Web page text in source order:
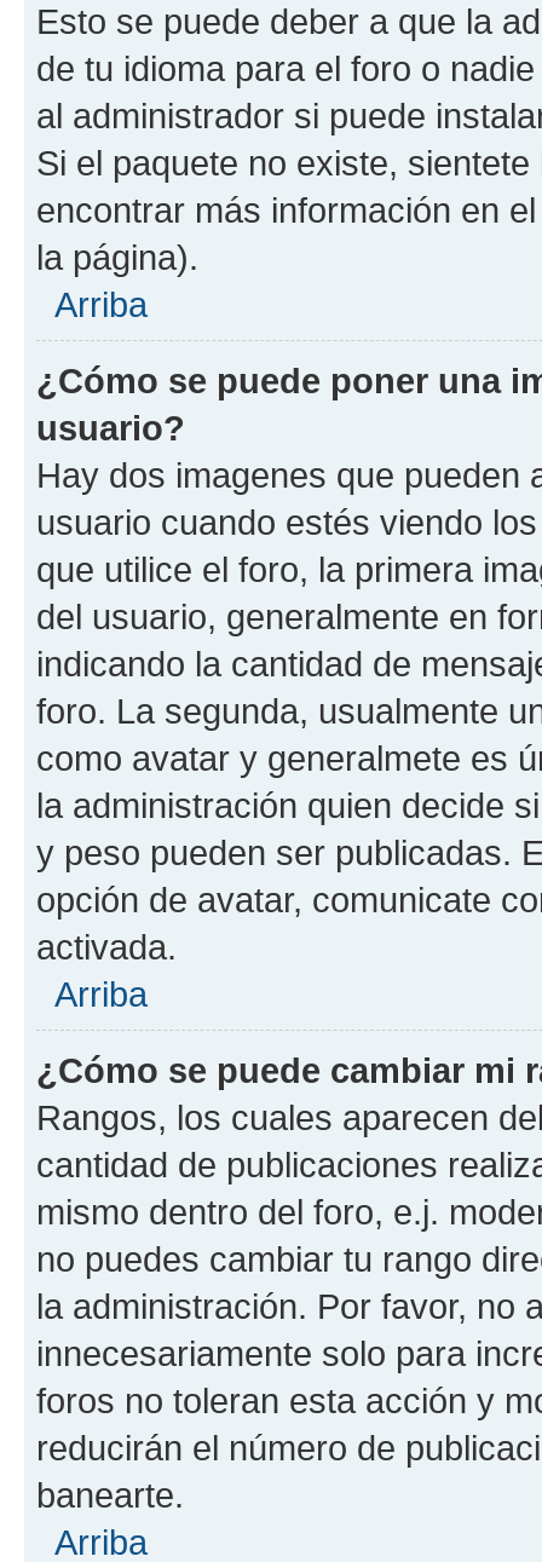
Esto se puede deber a que la
de tu idioma para el foro o
al administrador si puede
Si el paquete no existe,
encontrar más información en
la página).
Arriba
¿Cómo se puede poner una
usuario?
Hay dos imagenes que pueden
usuario cuando estés viendo
que utilice el foro, la primera
del usuario, generalmente en
indicando la cantidad de
foro. La segunda, usualmente
como avatar y generalmete es
la administración quien decide
y peso pueden ser publicadas.
opción de avatar, comunicate
activada.
Arriba
¿Cómo se puede cambiar mi
Rangos, los cuales aparecen
cantidad de publicaciones
mismo dentro del foro, e.j.
no puedes cambiar tu rango
la administración. Por favor, no
innecesariamente solo para
foros no toleran esta acción y
reducirán el número de
banearte.
Arriba